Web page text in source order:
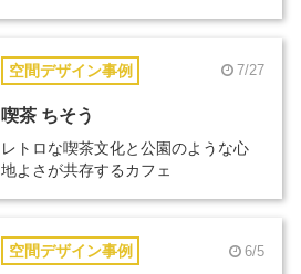
空間デザイン事例 7/27
喫茶 ちそう
レトロな喫茶文化と公園のような心
地よさが共存するカフェ
空間デザイン事例 6/5